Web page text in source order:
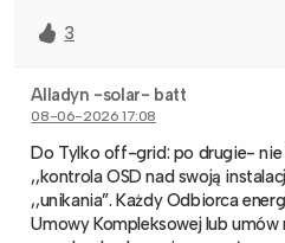
3
Alladyn -solar- batt
08-06-2026 17:08
Do Tylko off-grid: po drugie- nie
,,kontrola OSD nad swoją
,,unikania”. Każdy Odbiorca
Umowy Kompleksowej lub